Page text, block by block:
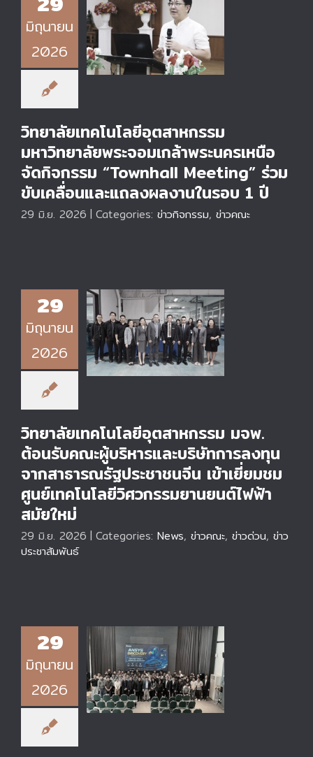
มิถุนายน
2026
มหาวิทยาลัย
พระจอมเกล้า
พระนครเหนือ จัด
กิจกรรม “Townhall
Meeting” ร่วมขับ
วิทยาลัยเทคโนโลยีอุตสาหกรรม
มหาวิทยาลัยพระจอมเกล้าพระนครเหนือ
จัดกิจกรรม “Townhall Meeting” ร่วม
ขับเคลื่อนและแถลงผลงานในรอบ 1 ปี
29 มิ.ย. 2026 | Categories: ข่าวกิจกรรม, ข่าวคณะ
29
มิถุนายน
2026
วิทยาลัยเทคโนโลยี
อุตสาหกรรม มจพ.
ต้อนรับคณะผู้บริหาร
และบริษัทการลงทุน
จากสาธารณรัฐ
ประชาชนจีน เข้าเยี่ยม
ชมศูนย์เทคโนโลยี
วิทยาลัยเทคโนโลยีอุตสาหกรรม มจพ.
ต้อนรับคณะผู้บริหารและบริษัทการลงทุน
จากสาธารณรัฐประชาชนจีน เข้าเยี่ยมชม
ศูนย์เทคโนโลยีวิศวกรรมยานยนต์ไฟฟ้า
สมัยใหม่
29 มิ.ย. 2026 | Categories: News, ข่าวคณะ, ข่าวด่วน, ข่าว
ประชาสัมพันธ์
29
มิถุนายน
2026
วิทยาลัยเทคโนโลยี
อุตสาหกรรม มจพ.
ร่วมกับ บริษัท ไดน่า
ฟอร์มมิ่ง เอนจิเนียริ่ง
แอนด์เทคโนโลยี จำกัด
จัดอบรมการออกแบบ